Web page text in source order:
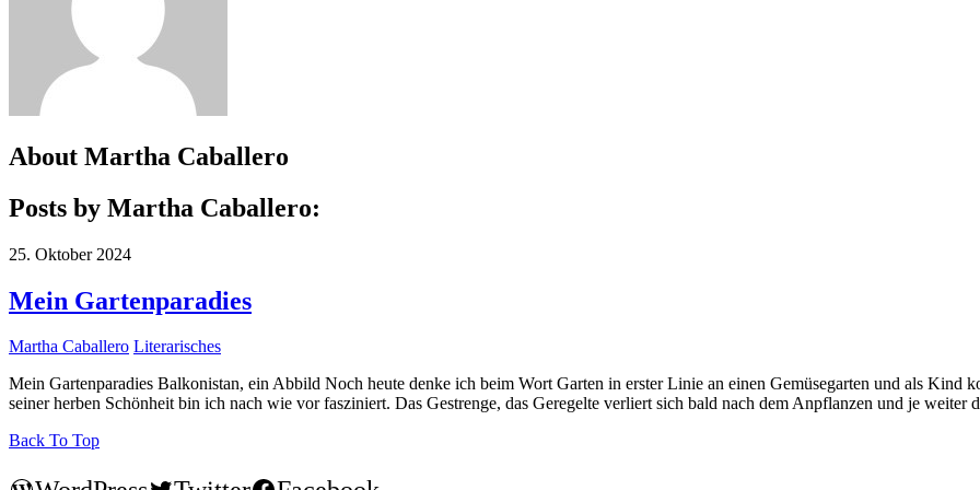
About Martha Caballero
Posts by Martha Caballero:
25. Oktober 2024
Mein Gartenparadies
Martha Caballero Literarisches
Mein Gartenparadies Balkonistan, ein Abbild Noch heute denke ich beim Wort Garten in erster Linie an einen Gemüsegarten und als Kind
seiner herben Schönheit bin ich nach wie vor fasziniert. Das Gestrenge, das Geregelte verliert sich bald nach dem Anpflanzen und je weiter
Back To Top